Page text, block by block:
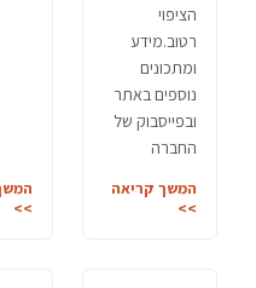
הציפוי
רטוב.מידע
ומתכונים
נוספים באתר
ובפייסבוק של
החברה
המשך קריאה
>>
>>